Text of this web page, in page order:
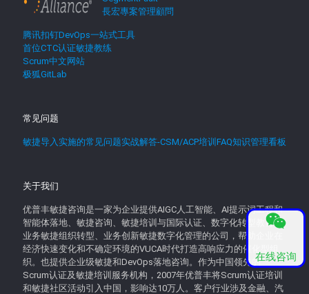
長宏專案管理顧問
腾讯扣钉DevOps一站式工具
首位CTC认证敏捷教练
Scrum中文网站
极狐GitLab
常见问题
敏捷导入实施的常见问题实战解答-CSM/ACP培训FAQ知识管理看板
关于我们
优普丰敏捷咨询是一家为企业提供AIGC人工智能、AI提示词工程和
智能体落地、敏捷咨询、敏捷培训与国际认证、数字化转型教育、
业务敏捷组织转型、业务创新敏捷数字化管理的公司，帮助企业在
经济快速变化和不确定环境的VUCA时代打造高响应力的催化型组
织。也提供企业级敏捷和DevOps落地咨询。作为中国领先的
Scrum认证及敏捷培训服务机构，2007年优普丰将Scrum认证培训
和敏捷社区活动引入中国，影响达10万人。客户行业涉及金融、汽
在线咨询